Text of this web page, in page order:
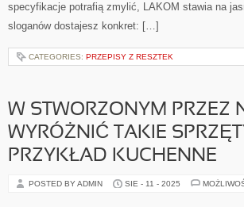
specyfikacje potrafią zmylić, LAKOM stawia na
sloganów dostajesz konkret: […]
CATEGORIES: PRZEPISY Z RESZTEK
W STWORZONYM PRZEZ
WYRÓŻNIĆ TAKIE
PRZYKŁAD KUCHENNE
POSTED BY ADMIN SIE - 11 - 2025